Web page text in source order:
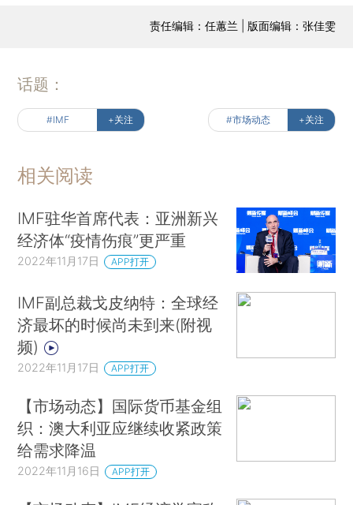
责任编辑：任蕙兰 | 版面编辑：张佳雯
话题：
#IMF +关注 #市场动态 +关注
相关阅读
IMF驻华首席代表：亚洲新兴
经济体“疫情伤痕”更严重
2022年11月17日 APP打开
IMF副总裁戈皮纳特：全球经
济最坏的时候尚未到来(附视
频)
2022年11月17日 APP打开
【市场动态】国际货币基金组
织：澳大利亚应继续收紧政策
给需求降温
2022年11月16日 APP打开